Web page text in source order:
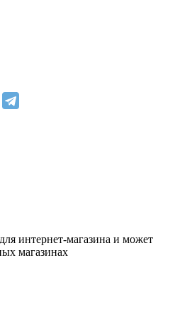
интернет-магазина и может
магазинах